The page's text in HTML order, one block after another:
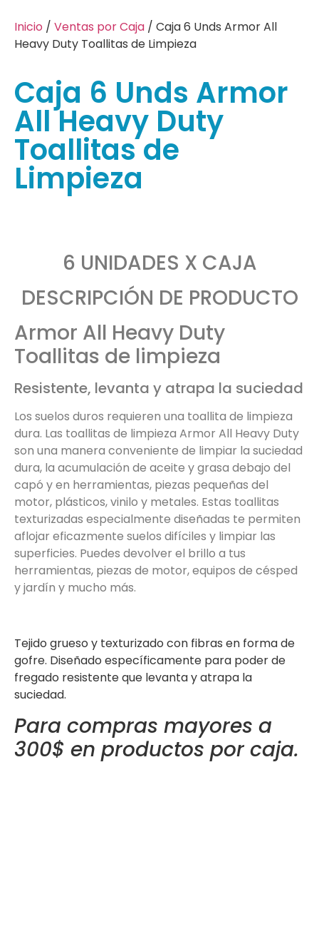
Inicio / Ventas por Caja / Caja 6 Unds Armor All
Heavy Duty Toallitas de Limpieza
Caja 6 Unds Armor
All Heavy Duty
Toallitas de
Limpieza
6 UNIDADES X CAJA
DESCRIPCIÓN DE PRODUCTO
Armor All Heavy Duty
Toallitas de limpieza
Resistente, levanta y atrapa la suciedad
Los suelos duros requieren una toallita de limpieza
dura. Las toallitas de limpieza Armor All Heavy Duty
son una manera conveniente de limpiar la suciedad
dura, la acumulación de aceite y grasa debajo del
capó y en herramientas, piezas pequeñas del
motor, plásticos, vinilo y metales. Estas toallitas
texturizadas especialmente diseñadas te permiten
aflojar eficazmente suelos difíciles y limpiar las
superficies. Puedes devolver el brillo a tus
herramientas, piezas de motor, equipos de césped
y jardín y mucho más.
Tejido grueso y texturizado con fibras en forma de
gofre. Diseñado específicamente para poder de
fregado resistente que levanta y atrapa la
suciedad.
Para compras mayores a
300$ en productos por caja.